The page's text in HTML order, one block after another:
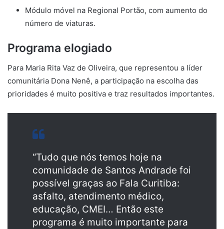
Módulo móvel na Regional Portão, com aumento do
número de viaturas.
Programa elogiado
Para Maria Rita Vaz de Oliveira, que representou a líder
comunitária Dona Nenê, a participação na escolha das
prioridades é muito positiva e traz resultados importantes.
“Tudo que nós temos hoje na
comunidade de Santos Andrade foi
possível graças ao Fala Curitiba:
asfalto, atendimento médico,
educação, CMEI… Então este
programa é muito importante para